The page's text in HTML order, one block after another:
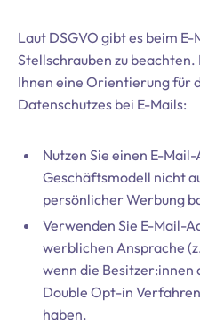
Laut DSGVO gibt es beim
Stellschrauben zu
Ihnen eine Orientierung für
Datenschutzes bei E-Mails:
Nutzen Sie einen E-
Geschäftsmodell nicht
persönlicher Werbung
Verwenden Sie E-Mail-
werblichen Ansprache
wenn die Besitzer:innen
Double Opt-in
haben.